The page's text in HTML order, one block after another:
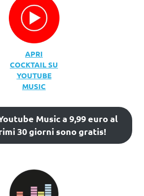
APRI
COCKTAIL SU
YOUTUBE
MUSIC
Music a 9,99 euro al
30 giorni sono gratis!